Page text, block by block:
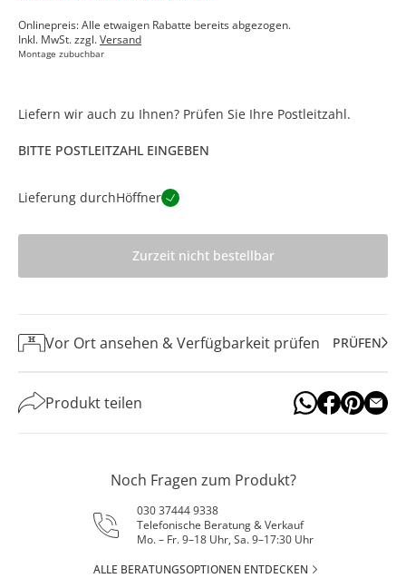
Onlinepreis: Alle etwaigen Rabatte bereits abgezogen.
Inkl. MwSt. zzgl.Versand
Montage zubuchbar
Liefern wir auch zu Ihnen? Prüfen Sie Ihre Postleitzahl.
BITTE POSTLEITZAHL EINGEBEN
Lieferung durchHöffner
Zurzeit nicht bestellbar
Vor Ort ansehen & Verfügbarkeit prüfen PRÜFEN
Produkt teilen
Noch Fragen zum Produkt?
030 37444 9338
Telefonische Beratung & Verkauf
Mo. – Fr. 9–18 Uhr, Sa. 9–17:30 Uhr
ALLE BERATUNGSOPTIONEN ENTDECKEN